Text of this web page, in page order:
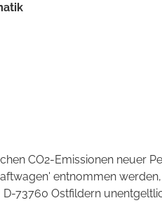
CO2-Emissionen neuer
entnommen
73760 Ostfildern